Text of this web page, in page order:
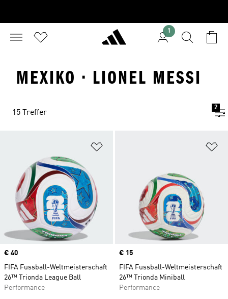
1
MEXIKO · LIONEL MESSI
15 Treffer
2
Price
€ 40
FIFA Fussball-Weltmeisterschaft
26™ Trionda League Ball
Performance
Price
€ 15
FIFA Fussball-Weltmeisterschaft
26™ Trionda Miniball
Performance